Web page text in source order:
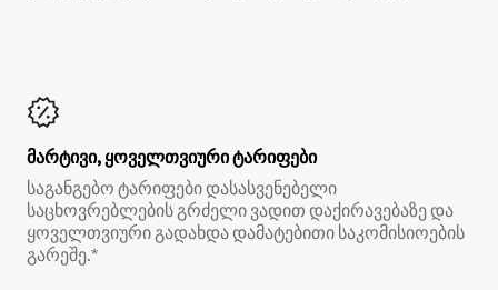
მარტივი, ყოველთვიური ტარიფები
საგანგებო ტარიფები დასასვენებელი
საცხოვრებლების გრძელი ვადით დაქირავებაზე და
ყოველთვიური გადახდა დამატებითი საკომისიოების
გარეშე.*